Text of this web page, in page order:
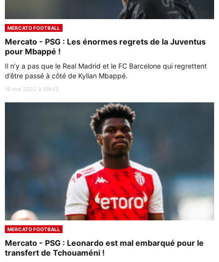
MERCATO FOOTBALL
Mercato - PSG : Les énormes regrets de la Juventus
pour Mbappé !
Il n’y a pas que le Real Madrid et le FC Barcelone qui regrettent
d’être passé à côté de Kylian Mbappé.
16 mai 2022 à 16h43
MERCATO FOOTBALL
Mercato - PSG : Leonardo est mal embarqué pour le
transfert de Tchouaméni !